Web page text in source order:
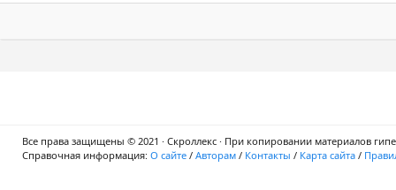
Все права защищены © 2021 · Скроллекс · При копировании материалов
Справочная информация: О сайте / Авторам / Контакты / Карта сайта /